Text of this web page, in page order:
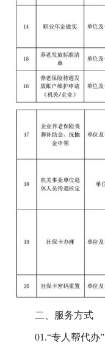
二、服务方式
01.“专人帮代办”